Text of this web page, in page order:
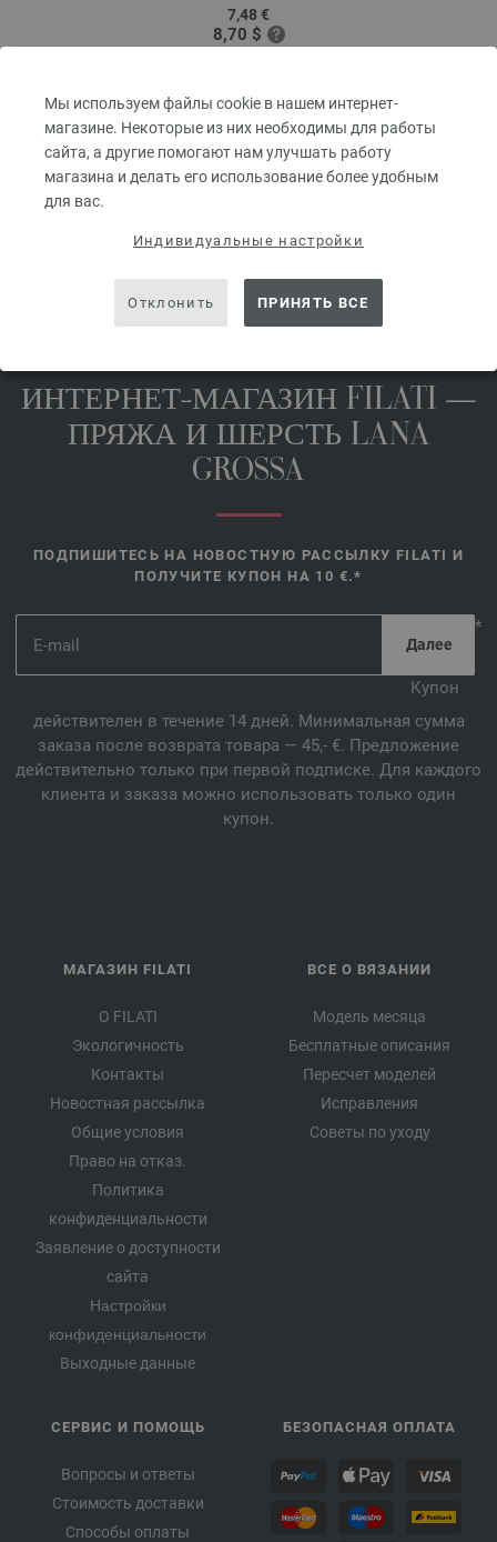
Мы используем файлы cookie в нашем интернет-
магазине. Некоторые из них необходимы для работы
сайта, а другие помогают нам улучшать работу
магазина и делать его использование более удобным
для вас.
Индивидуальные настройки
Отклонить ПРИНЯТЬ ВСЕ
7,48 €
8,70 $
ПОДЕЛИТЬСЯ ЭТОЙ СТРАНИЦЕЙ
ИНТЕРНЕТ-МАГАЗИН FILATI —
ПРЯЖА И ШЕРСТЬ LANA
GROSSA
ПОДПИШИТЕСЬ НА НОВОСТНУЮ РАССЫЛКУ FILATI И
ПОЛУЧИТЕ КУПОН НА 10 €.*
*
Купон
действителен в течение 14 дней. Минимальная сумма
заказа после возврата товара — 45,- €. Предложение
действительно только при первой подписке. Для каждого
клиента и заказа можно использовать только один
купон.
МАГАЗИН FILATI
О FILATI
Экологичность
Контакты
Новостная рассылка
Общие условия
Право на отказ.
Политика
конфиденциальности
Заявление о доступности
сайта
Настройки
конфиденциальности
Выходные данные
ВСЕ О ВЯЗАНИИ
Модель месяца
Бесплатные описания
Пересчет моделей
Исправления
Советы по уходу
СЕРВИС И ПОМОЩЬ
Вопросы и ответы
Стоимость доставки
Способы оплаты
БЕЗОПАСНАЯ ОПЛАТА